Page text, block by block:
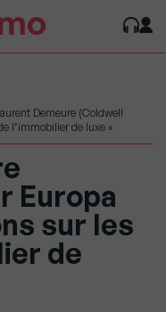
Demeure (Coldwell
l’immobilier de luxe »
Europa
sur les
de